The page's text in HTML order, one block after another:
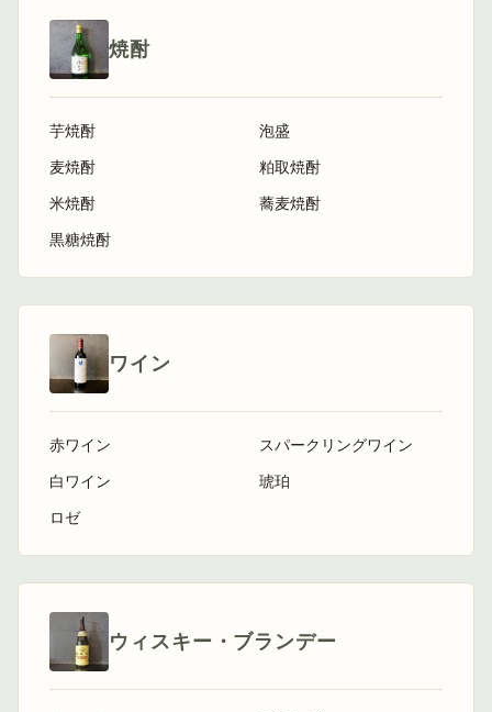
焼酎
芋焼酎
麦焼酎
米焼酎
黒糖焼酎
泡盛
粕取焼酎
蕎麦焼酎
ワイン
赤ワイン
白ワイン
ロゼ
スパークリングワイン
琥珀
ウィスキー・ブランデー